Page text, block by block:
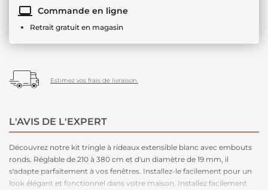
Commande en ligne
Retrait gratuit en magasin
Estimez vos frais de livraison.
L'AVIS DE L'EXPERT
Découvrez notre kit tringle à rideaux extensible blanc avec embouts
ronds. Réglable de 210 à 380 cm et d'un diamètre de 19 mm, il
s'adapte parfaitement à vos fenêtres. Installez-le facilement pour un
look élégant et fonctionnel dans votre maison. Installez facilement